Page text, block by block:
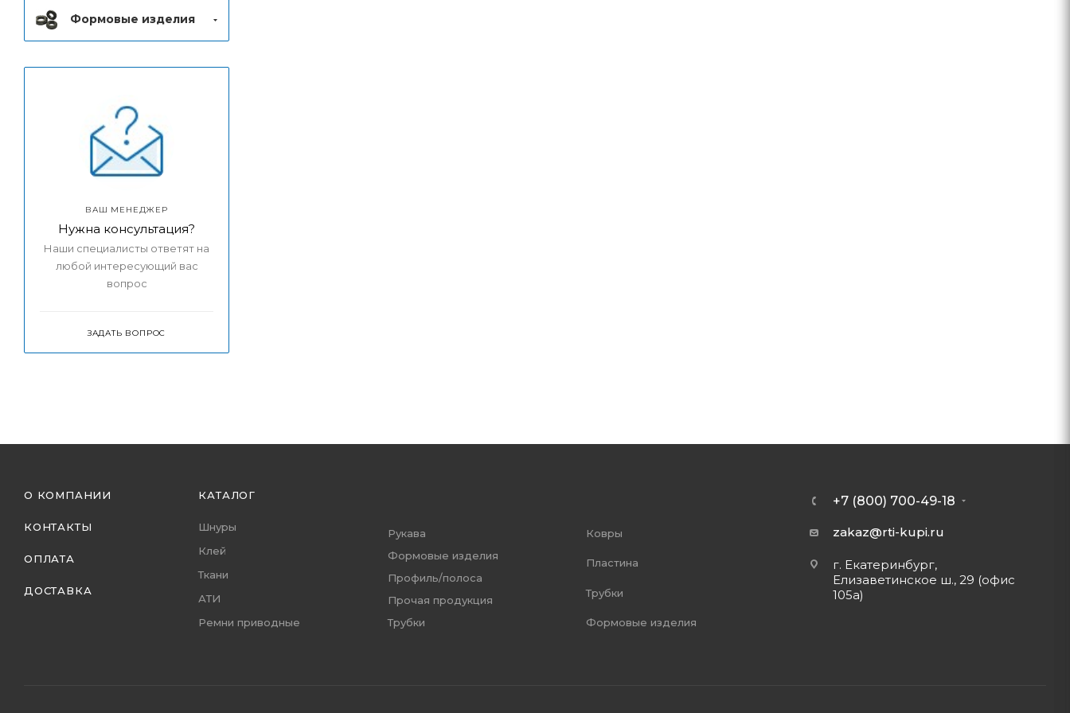
Формовые изделия
ВАШ МЕНЕДЖЕР
Нужна консультация?
Наши специалисты ответят на
любой интересующий вас
вопрос
ЗАДАТЬ ВОПРОС
О КОМПАНИИ
КОНТАКТЫ
ОПЛАТА
ДОСТАВКА
КАТАЛОГ
Шнуры
Клей
Ткани
АТИ
Ремни приводные
Рукава
Формовые изделия
Профиль/полоса
Прочая продукция
Трубки
Ковры
Пластина
Трубки
Формовые изделия
+7 (800) 700-49-18
zakaz@rti-kupi.ru
г. Екатеринбург,
Елизаветинское ш., 29 (офис
105а)